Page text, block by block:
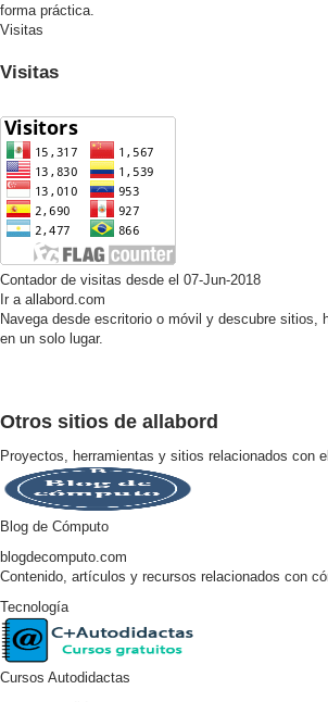
forma práctica.
Visitas
Visitas
Contador de visitas desde el 07-Jun-2018
Ir a allabord.com
Navega desde escritorio o móvil y descubre sitios,
en un solo lugar.
Otros sitios de allabord
Proyectos, herramientas y sitios relacionados con
Blog de Cómputo
blogdecomputo.com
Contenido, artículos y recursos relacionados con
Tecnología
Cursos Autodidactas